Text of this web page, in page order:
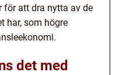
att dra nytta av de
har, som högre
det med